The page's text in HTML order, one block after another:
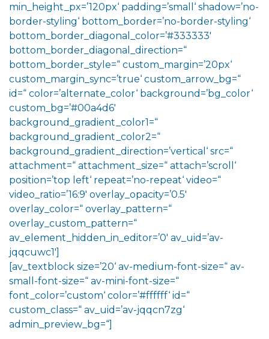
min_height_px=’120px‘ padding=’small‘ shadow=’no-
border-styling‘ bottom_border=’no-border-styling‘
bottom_border_diagonal_color=’#333333′
bottom_border_diagonal_direction=“
bottom_border_style=“ custom_margin=’20px‘
custom_margin_sync=’true‘ custom_arrow_bg=“
id=“ color=’alternate_color‘ background=’bg_color‘
custom_bg=’#00a4d6′
background_gradient_color1=“
background_gradient_color2=“
background_gradient_direction=’vertical‘ src=“
attachment=“ attachment_size=“ attach=’scroll‘
position=’top left‘ repeat=’no-repeat‘ video=“
video_ratio=’16:9′ overlay_opacity=’0.5′
overlay_color=“ overlay_pattern=“
overlay_custom_pattern=“
av_element_hidden_in_editor=’0′ av_uid=’av-
jqqcuwc1′]
[av_textblock size=’20‘ av-medium-font-size=“ av-
small-font-size=“ av-mini-font-size=“
font_color=’custom‘ color=’#ffffff‘ id=“
custom_class=“ av_uid=’av-jqqcn7zg‘
admin_preview_bg=“]